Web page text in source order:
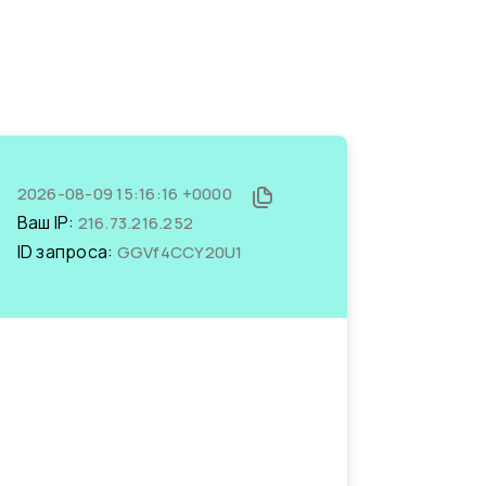
2026-08-09 15:16:16 +0000
Ваш IP: 216.73.216.252
ID запроса: GGVf4CCY20U1